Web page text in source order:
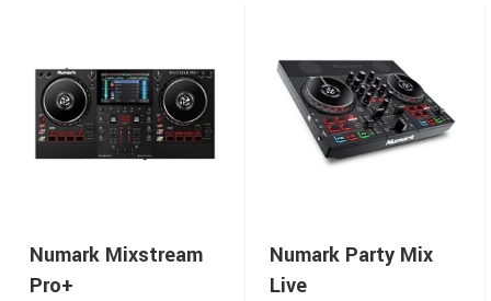
Numark Mixstream
Pro+
Numark Party Mix
Live